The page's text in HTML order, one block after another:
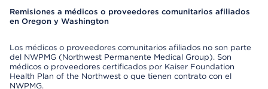
Remisiones a médicos o proveedores comunitarios afiliados
en Oregon y Washington
Los médicos o proveedores comunitarios afiliados no son parte
del NWPMG (Northwest Permanente Medical Group). Son
médicos o proveedores certificados por Kaiser Foundation
Health Plan of the Northwest o que tienen contrato con el
NWPMG.